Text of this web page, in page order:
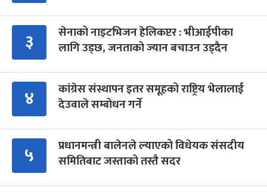
३
सेनाको नाइटभिजन हेलिकप्टर : भीआईपीका
लागि उड्छ, जनताको ज्यान बचाउन उड्दैन
४
कांग्रेस संस्थापन इतर समूहको राष्ट्रिय भेलालाई
देउवाले सम्बोधन गर्ने
५
प्रधानमन्त्री बालेनले ल्याएको विधेयक संसदीय
समितिबाट जस्ताको तस्तै सदर